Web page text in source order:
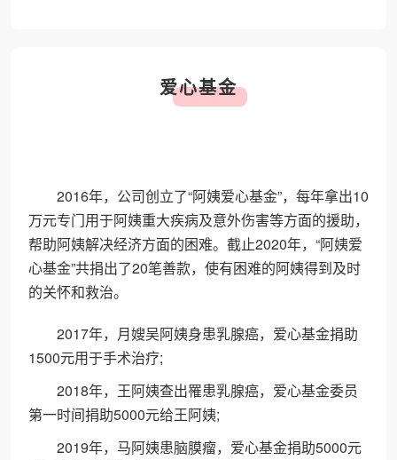
爱心基金
2016年，公司创立了“阿姨爱心基金”，每年拿出10
万元专门用于阿姨重大疾病及意外伤害等方面的援助，
帮助阿姨解决经济方面的困难。截止2020年，“阿姨爱
心基金”共捐出了20笔善款，使有困难的阿姨得到及时
的关怀和救治。
2017年，月嫂吴阿姨身患乳腺癌，爱心基金捐助
1500元用于手术治疗;
2018年，王阿姨查出罹患乳腺癌，爱心基金委员
第一时间捐助5000元给王阿姨;
2019年，马阿姨患脑膜瘤，爱心基金捐助5000元